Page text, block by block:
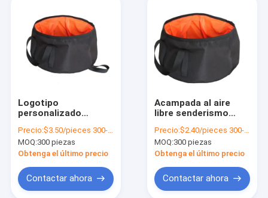
Productos
Los vídeos
Sobre nosotros
Contacta con nosotros
Noticias
Logotipo
personalizado
plegable portátil para
acampar al aire libre
Caminata Viajar
Precio:$3.50/pieces 300-599 pieces
MOQ:300 piezas
Obtenga el último precio
Contactar ahora
Acampada al aire
libre senderismo
plegable portátil con
tela de Oxford 300D
Precio:$2.40/pieces 300-999 pieces
MOQ:300 piezas
Obtenga el último precio
Contactar ahora